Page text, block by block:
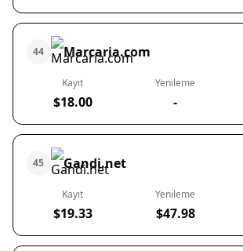
44 Marcaria.com
Kayıt
$18.00
Yenileme
-
45 Gandi.net
Kayıt
$19.33
Yenileme
$47.98